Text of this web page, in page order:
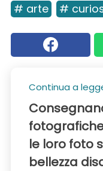
# arte #
Continua a
le loro foto
bellezza